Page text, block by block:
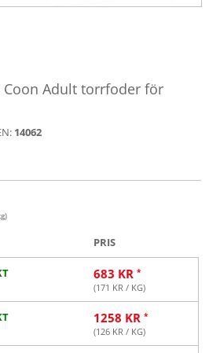
Coon Adult torrfoder för
14062
PRIS
683 KR
(171 KR / KG)
1258 KR
(126 KR / KG)